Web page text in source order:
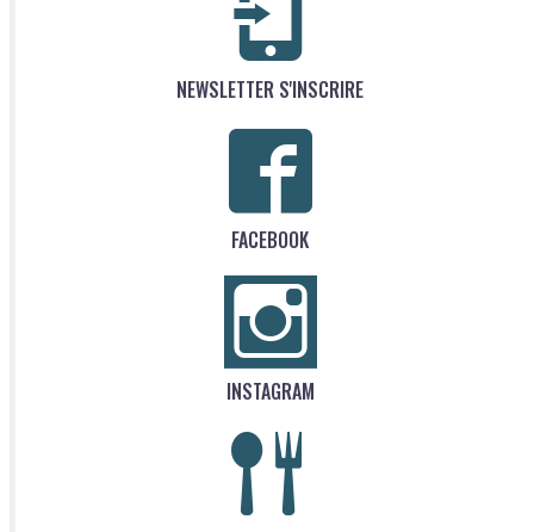
NEWSLETTER S'INSCRIRE
FACEBOOK
INSTAGRAM